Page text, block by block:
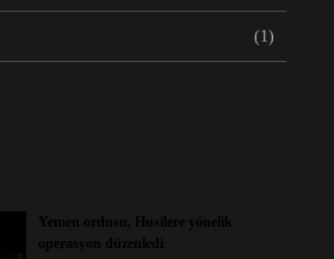
(1)
Yemen ordusu, Husilere yönelik
operasyon düzenledi